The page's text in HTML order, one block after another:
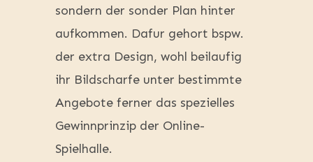
sondern der sonder Plan hinter
aufkommen. Dafur gehort bspw.
der extra Design, wohl beilaufig
ihr Bildscharfe unter bestimmte
Angebote ferner das spezielles
Gewinnprinzip der Online-
Spielhalle.